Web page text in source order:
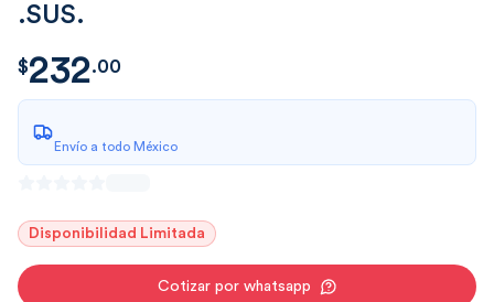
.SUS.
$232.001
$232.00
Envío a todo México
Disponibilidad Limitada
Cotizar por whatsapp